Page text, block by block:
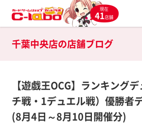
現在
41店舗
千葉中央店の店舗ブログ
【遊戯王OCG】ランキング
チ戦・1デュエル戦）優勝者
(8月4日～8月10日開催分)